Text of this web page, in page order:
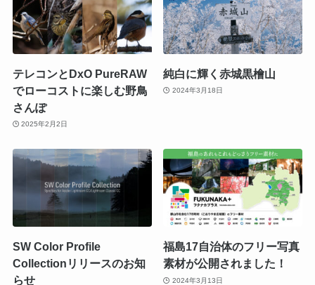
テレコンとDxO PureRAW
でローコストに楽しむ野鳥
さんぽ
2025年2月2日
純白に輝く赤城黒檜山
2024年3月18日
SW Color Profile
Collectionリリースのお知
らせ
福島17自治体のフリー写真
素材が公開されました！
2024年3月13日